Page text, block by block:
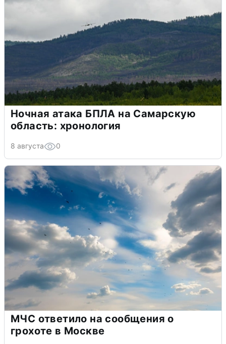
Ночная атака БПЛА на Самарскую
область: хронология
8 августа 0
МЧС ответило на сообщения о
грохоте в Москве